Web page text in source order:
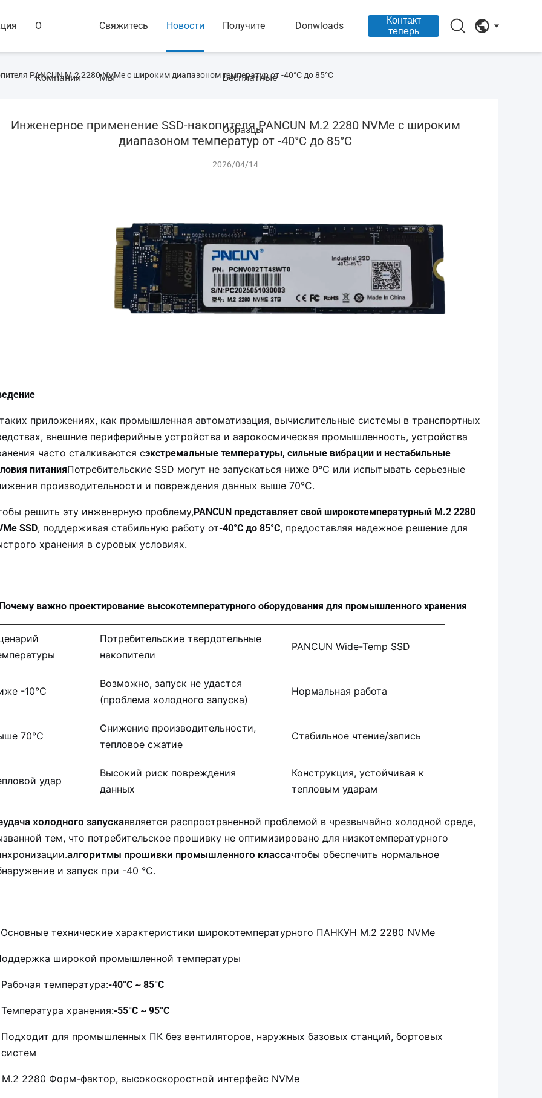
О
Компании
Свяжитесь
Мы
Новости Получите
Бесплатные
Образцы
Donwloads
Контакт
теперь
PANCUN M.2 2280 NVMe с широким диапазоном температур от -40°C до 85°C
Инженерное применение SSD-накопителя PANCUN M.2 2280 NVMe с широким
диапазоном температур от -40°C до 85°C
2026/04/14
приложениях, как промышленная автоматизация, вычислительные системы в транспортных
внешние периферийные устройства и аэрокосмическая промышленность, устройства
часто сталкиваются сэкстремальные температуры, сильные вибрации и нестабильные
питанияПотребительские SSD могут не запускаться ниже 0°C или испытывать серьезные
производительности и повреждения данных выше 70°C.
решить эту инженерную проблему,PANCUN представляет свой широкотемпературный M.2 2280
SSD, поддерживая стабильную работу от-40°C до 85°C, предоставляя надежное решение для
хранения в суровых условиях.
важно проектирование высокотемпературного оборудования для промышленного хранения
Потребительские твердотельные
накопители
PANCUN Wide-Temp SSD
-10°C
Возможно, запуск не удастся
(проблема холодного запуска)
Нормальная работа
70°C
Снижение производительности,
тепловое сжатие
Стабильное чтение/запись
удар
Высокий риск повреждения
данных
Конструкция, устойчивая к
тепловым ударам
холодного запускаявляется распространенной проблемой в чрезвычайно холодной среде,
тем, что потребительское прошивку не оптимизировано для низкотемпературного
алгоритмы прошивки промышленного классачтобы обеспечить нормальное
и запуск при -40 °C.
технические характеристики широкотемпературного ПАНКУН M.2 2280 NVMe
широкой промышленной температуры
Рабочая температура:-40°C ~ 85°C
Температура хранения:-55°C ~ 95°C
Подходит для промышленных ПК без вентиляторов, наружных базовых станций, бортовых
систем
2280 Форм-фактор, высокоскоростной интерфейс NVMe